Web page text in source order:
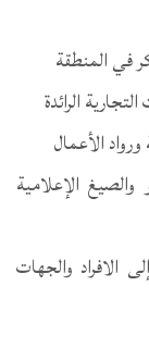
في المنطقة
الرائدة
الأعمال
الإعلامية
الافراد والجهات